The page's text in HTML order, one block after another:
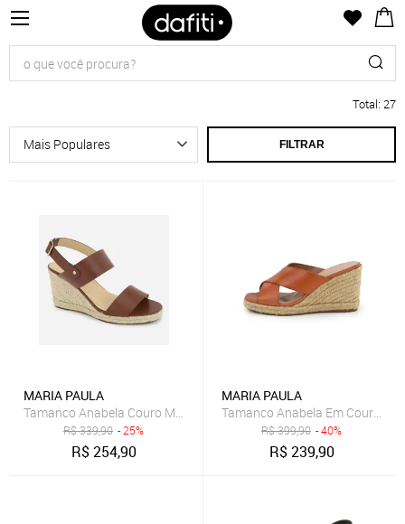
Total: 27
FILTRAR
MARIA PAULA
Tamanco Anabela Couro Maria Paula Salto Grosso Marrom
R$339,90 - 25%
R$254,90
MARIA PAULA
Tamanco Anabela Em Couro
R$399,90 - 40%
R$239,90